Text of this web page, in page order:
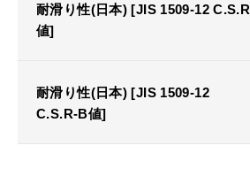
耐滑り性(日本) [JIS 1509-12 C.S.R
値]
耐滑り性(日本) [JIS 1509-12
C.S.R-B値]